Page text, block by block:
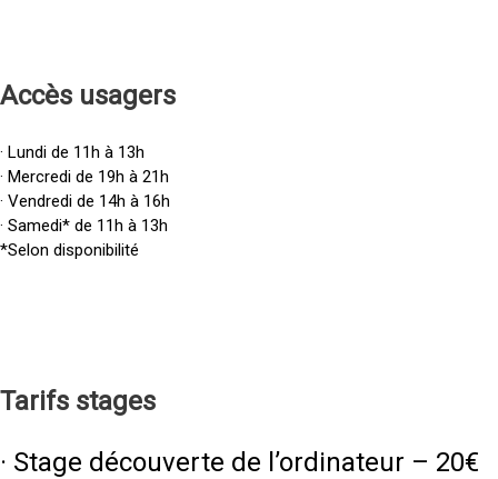
Accès usagers
· Lundi de 11h à 13h
· Mercredi de 19h à 21h
· Vendredi de 14h à 16h
· Samedi* de 11h à 13h
*Selon disponibilité
Tarifs stages
· Stage découverte de l’ordinateur – 20€